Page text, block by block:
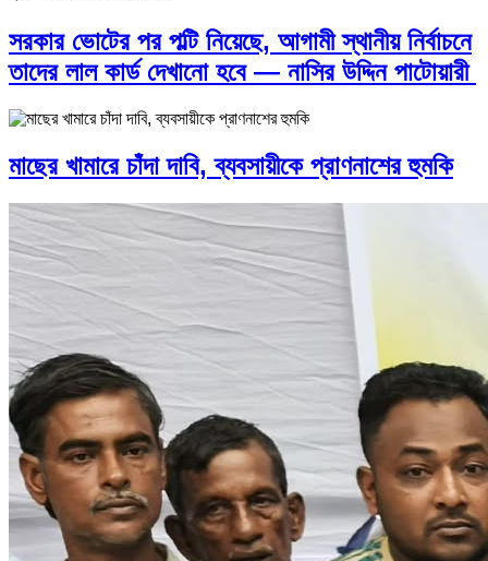
সরকার ভোটের পর পল্টি নিয়েছে, আগামী স্থানীয় নির্বাচনে
তাদের লাল কার্ড দেখানো হবে — নাসির উদ্দিন পাটোয়ারী
মাছের খামারে চাঁদা দাবি, ব্যবসায়ীকে প্রাণনাশের হুমকি